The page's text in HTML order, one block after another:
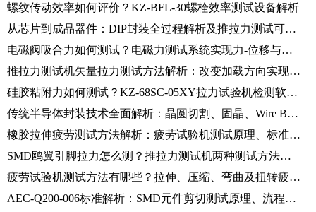
螺纹传动效率如何评价？KZ-BFL-30螺栓效率测试设备解析
从芯片到成品器件：DIP封装全过程解析及推拉力测试可靠性验证
电磁阀吸合力如何测试？电磁力测试系统实现力-位移与驱动参数同步分析
推拉力测试机矢量拉力测试方法解析：改变加载方向实现精准失效分析
硅胶粘附力如何测试？KZ-68SC-05XY拉力试验机检测软材料接触粘附性能
传统半导体封装技术全面解析：晶圆切割、固晶、Wire Bond及推拉力可靠性测试
橡胶拉伸疲劳测试方法解析：疲劳试验机测试原理、标准及步骤介绍
SMD鸥翼引脚拉力怎么测？推拉力测试机两种测试方法对比
疲劳试验机测试方法有哪些？拉伸、压缩、弯曲及扭转疲劳测试解析
AEC-Q200-006标准解析：SMD元件剪切测试原理、流程及推拉力测试机应用